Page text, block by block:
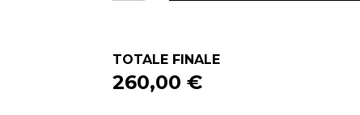
TOTALE FINALE
260,00 €